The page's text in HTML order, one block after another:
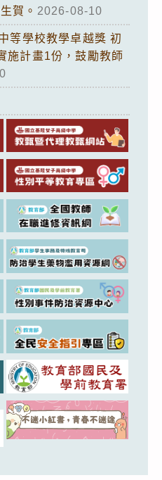
賀。 2026-08-10
等學校教學卓越獎 初
施計畫1份，鼓勵教師